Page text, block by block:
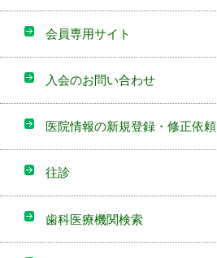
会員専用サイト
入会のお問い合わせ
医院情報の新規登録・修正依頼
往診
歯科医療機関検索